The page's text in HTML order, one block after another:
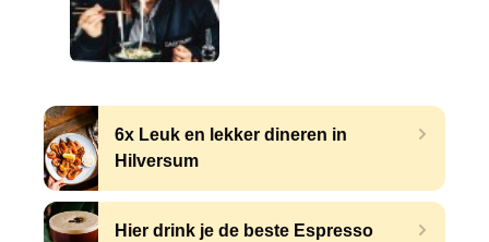
6x Leuk en lekker dineren in
Hilversum
Hier drink je de beste Espresso